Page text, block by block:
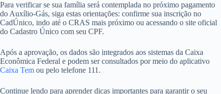
Para verificar se sua família será contemplada no próximo pagamento
do Auxílio-Gás, siga estas orientações: confirme sua inscrição no
CadÚnico, indo até o CRAS mais próximo ou acessando o site oficial
do Cadastro Único com seu CPF.
Após a aprovação, os dados são integrados aos sistemas da Caixa
Econômica Federal e podem ser consultados por meio do aplicativo
Caixa Tem ou pelo telefone 111.
Continue lendo para aprender dicas importantes para garantir o seu